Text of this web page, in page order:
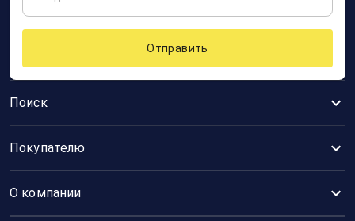
Поиск
Покупателю
О компании
Отправить